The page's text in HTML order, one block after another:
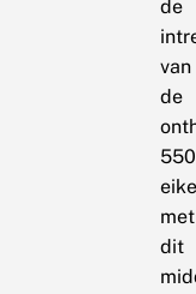
de
van
de
550
met
dit